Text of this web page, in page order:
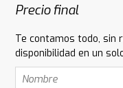
Precio final
Te contamos todo, sin
disponibilidad en un